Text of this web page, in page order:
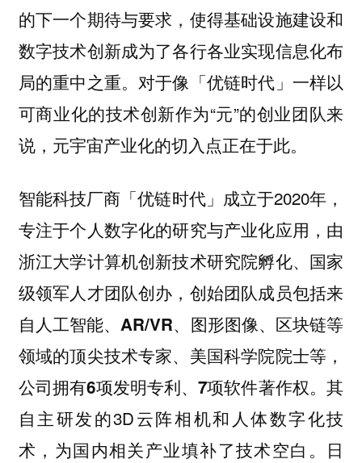
的下一个期待与要求，使得基础设施建设和
数字技术创新成为了各行各业实现信息化布
局的重中之重。对于像「优链时代」一样以
可商业化的技术创新作为“元”的创业团队来
说，元宇宙产业化的切入点正在于此。
智能科技厂商「优链时代」成立于2020年，
专注于个人数字化的研究与产业化应用， 由
浙江大学计算机创新技术研究院孵化、国家
级领军人才团队创办，创始团队成员包括来
自人工智能、AR/VR、图形图像、区块链等
领域的顶尖技术专家、美国科学院院士等，
公司拥有6项发明专利、7项软件著作权。其
自主研发的3D云阵相机和人体数字化技
术，为国内相关产业填补了技术空白。日